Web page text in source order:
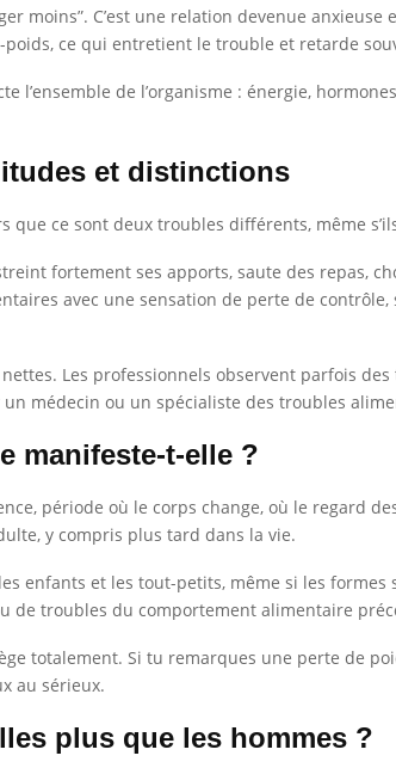
moins”. C’est une relation devenue
poids, ce qui entretient le trouble et retarde
l’ensemble de l’organisme : énergie,
et distinctions
que ce sont deux troubles différents, même
fortement ses apports, saute des repas,
avec une sensation de perte de
Les professionnels observent parfois
médecin ou un spécialiste des troubles
manifeste-t-elle ?
période où le corps change, où le regard
y compris plus tard dans la vie.
enfants et les tout-petits, même si les
de troubles du comportement alimentaire
totalement. Si tu remarques une perte de
au sérieux.
plus que les hommes ?